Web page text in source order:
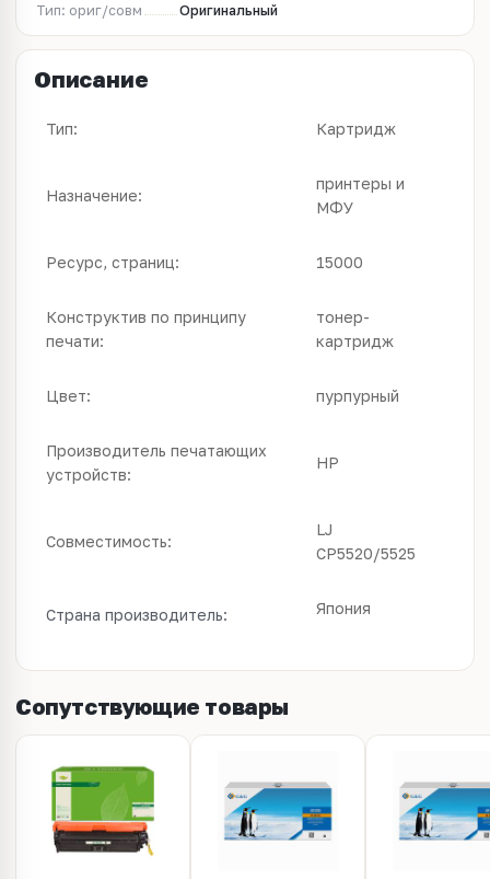
Тип: ориг/совм
Оригинальный
Описание
Тип: Картридж
Назначение:
принтеры и
МФУ
Ресурс, страниц: 15000
Конструктив по принципу
печати:
тонер-
картридж
Цвет: пурпурный
Производитель печатающих
устройств:
HP
Совместимость:
LJ
CP5520/5525
Страна производитель: Япония
Сопутствующие товары